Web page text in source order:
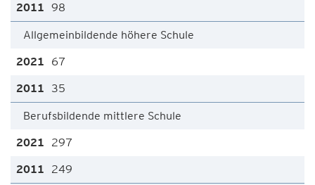
98
Allgemeinbildende höhere Schule
67
35
Berufsbildende mittlere Schule
297
249